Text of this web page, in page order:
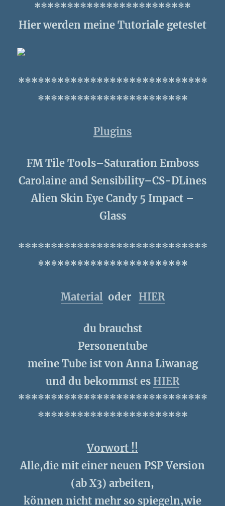
************************
Hier werden meine Tutoriale getestet
*****************************
***********************
Plugins
FM Tile Tools–Saturation Emboss
Carolaine and Sensibility–CS-DLines
Alien Skin Eye Candy 5 Impact –
Glass
*****************************
***********************
Material oder HIER
du brauchst
Personentube
meine Tube ist von Anna Liwanag
und du bekommst es HIER
*****************************
***********************
Vorwort !!
Alle,die mit einer neuen PSP Version
(ab X3) arbeiten,
können nicht mehr so spiegeln,wie